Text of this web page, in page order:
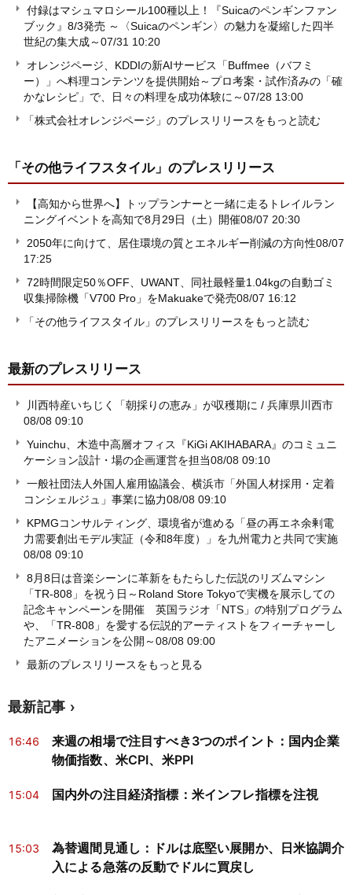
付録はマシュマロシール100種以上！『Suicaのペンギンファン
ブック』8/3発売 ～〈Suicaのペンギン〉の魅力を凝縮した四半
世紀の集大成～07/31 10:20
オレンジページ、KDDIの新AIサービス「Buffmee（バフミ
ー）」へ料理コンテンツを提供開始～プロ考案・試作済みの「確
かなレシピ」で、日々の料理を成功体験に～07/28 13:00
「株式会社オレンジページ」のプレスリリースをもっと読む
「その他ライフスタイル」 のプレスリリース
【高知から世界へ】トップランナーと一緒に走るトレイルラン
ニングイベントを高知で8月29日（土）開催08/07 20:30
2050年に向けて、居住環境の質とエネルギー削減の方向性08/07
17:25
72時間限定50％OFF、UWANT、同社最軽量1.04kgの自動ゴミ
収集掃除機「V700 Pro」をMakuakeで発売08/07 16:12
「その他ライフスタイル」のプレスリリースをもっと読む
最新のプレスリリース
川西特産いちじく「朝採りの恵み」が収穫期に / 兵庫県川西市
08/08 09:10
Yuinchu、木造中高層オフィス『KiGi AKIHABARA』のコミュニ
ケーション設計・場の企画運営を担当08/08 09:10
一般社団法人外国人雇用協議会、横浜市「外国人材採用・定着
コンシェルジュ」事業に協力08/08 09:10
KPMGコンサルティング、環境省が進める「昼の再エネ余剰電
力需要創出モデル実証（令和8年度）」を九州電力と共同で実施
08/08 09:10
8月8日は音楽シーンに革新をもたらした伝説のリズムマシン
「TR-808」を祝う日～Roland Store Tokyoで実機を展示しての
記念キャンペーンを開催 英国ラジオ「NTS」の特別プログラム
や、「TR-808」を愛する伝説的アーティストをフィーチャーし
たアニメーションを公開～08/08 09:00
最新のプレスリリースをもっと見る
最新記事
16:46
来週の相場で注目すべき3つのポイント：国内企業
物価指数、米CPI、米PPI
15:04 国内外の注目経済指標：米インフレ指標を注視
15:03
為替週間見通し：ドルは底堅い展開か、日米協調介
入による急落の反動でドルに買戻し